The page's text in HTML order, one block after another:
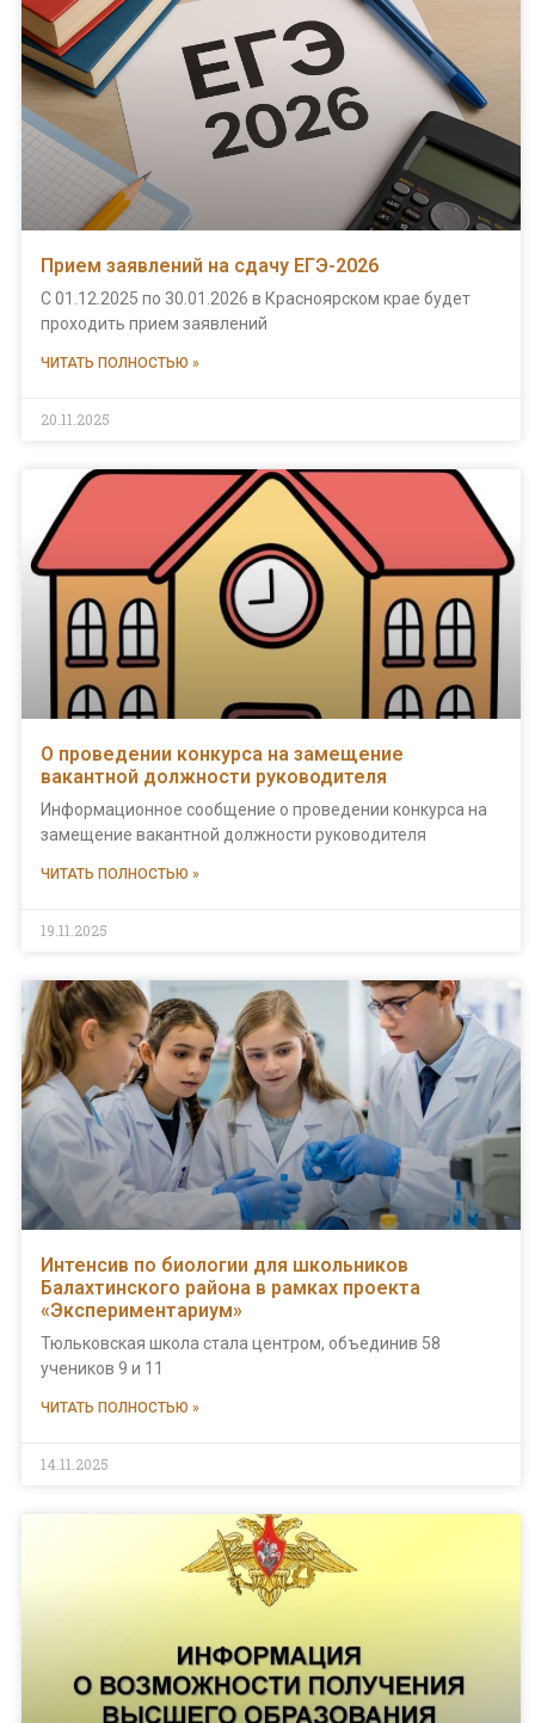
Прием заявлений на сдачу ЕГЭ-2026
С 01.12.2025 по 30.01.2026 в Красноярском крае будет
проходить прием заявлений
ЧИТАТЬ ПОЛНОСТЬЮ »
20.11.2025
О проведении конкурса на замещение
вакантной должности руководителя
Информационное сообщение о проведении конкурса на
замещение вакантной должности руководителя
ЧИТАТЬ ПОЛНОСТЬЮ »
19.11.2025
Интенсив по биологии для школьников
Балахтинского района в рамках проекта
«Экспериментариум»
Тюльковская школа стала центром, объединив 58
учеников 9 и 11
ЧИТАТЬ ПОЛНОСТЬЮ »
14.11.2025